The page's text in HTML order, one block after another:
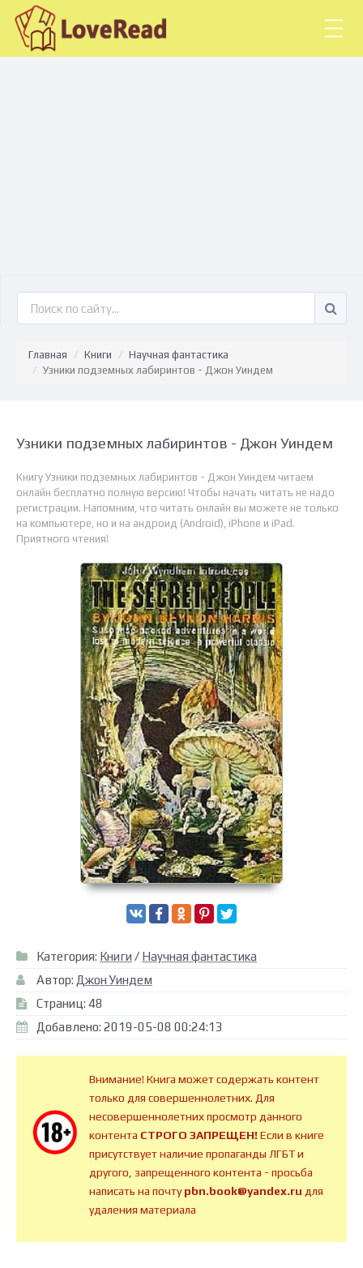
Главная Книги
Научная фантастика
Узники подземных лабиринтов - Джон Уиндем
Узники подземных лабиринтов - Джон Уиндем
Книгу Узники подземных лабиринтов - Джон Уиндем читаем
онлайн бесплатно полную версию! Чтобы начать читать не надо
регистрации. Напомним, что читать онлайн вы можете не только
на компьютере, но и на андроид (Android), iPhone и iPad.
Приятного чтения!
Категория: Книги / Научная фантастика
Автор: Джон Уиндем
Страниц: 48
Добавлено: 2019-05-08 00:24:13
Внимание! Книга может содержать контент
только для совершеннолетних. Для
несовершеннолетних просмотр данного
контента СТРОГО ЗАПРЕЩЕН!Если в книге
присутствует наличие пропаганды ЛГБТ и
другого, запрещенного контента - просьба
написать на почтуpbn.book@yandex.ru для
удаления материала